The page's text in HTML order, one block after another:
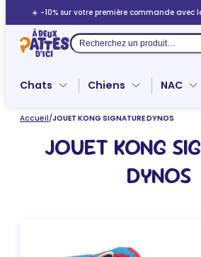
au
contenu
☀️ -10% sur votre première commande avec le
Recherche
Chats Chiens NAC
Accueil/JOUET KONG SIGNATURE DYNOS
JOUET KONG
DYNOS